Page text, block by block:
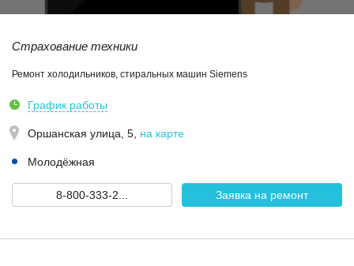
Страхование техники
Ремонт холодильников, стиральных машин Siemens
График работы
Оршанская улица, 5 на карте
Молодёжная
8-800-333-2... Заявка на ремонт